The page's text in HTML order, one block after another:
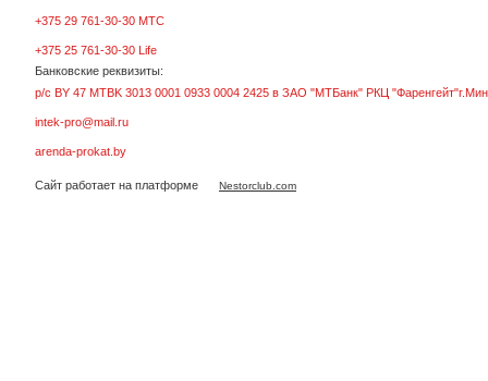
+375 29 761-30-30 МТС
+375 25 761-30-30 Life
Банковские реквизиты:
р/с BY 47 MTBK 3013 0001 0933 0004 2425 в ЗАО "МТБанк" РКЦ
intek-pro@mail.ru
arenda-prokat.by
Сайт работает на платформе Nestorclub.com